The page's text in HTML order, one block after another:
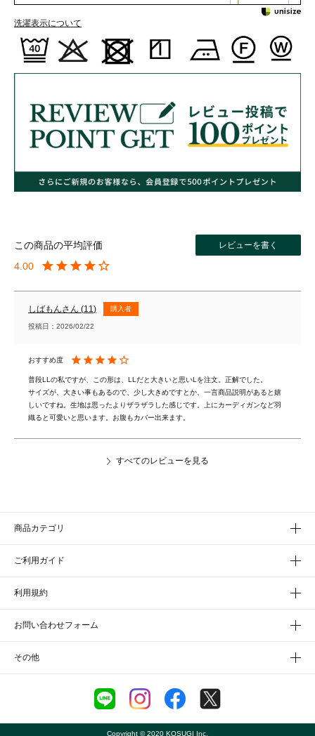
洗濯表示について
4.00
しばもん 11 購入者
投稿日 2026/02/22
普段LLの私ですが、この形は、LLだと大きいと思いLを注文。正解でした。
サイズが、大きい事もあるので、少し大きめですとか、一言商品説明があると嬉
しいですね。生地は思ったよりザラザラした感じです。上にカーディガンなど羽
織ると可愛いと思います。お腹もカバー出来ます。
すべてのレビューを見る
レビューを書く
商品カテゴリ
ご利用ガイド
利用規約
お問い合わせフォーム
その他
Copyright © 2020 KOSUGI Inc.